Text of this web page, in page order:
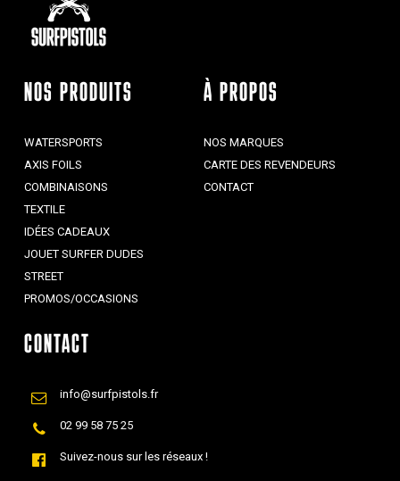
NOS PRODUITS
WATERSPORTS
AXIS FOILS
COMBINAISONS
TEXTILE
IDÉES CADEAUX
JOUET SURFER DUDES
STREET
PROMOS/OCCASIONS
À PROPOS
NOS MARQUES
CARTE DES REVENDEURS
CONTACT
CONTACT
info@surfpistols.fr
02 99 58 75 25
Suivez-nous sur les réseaux !